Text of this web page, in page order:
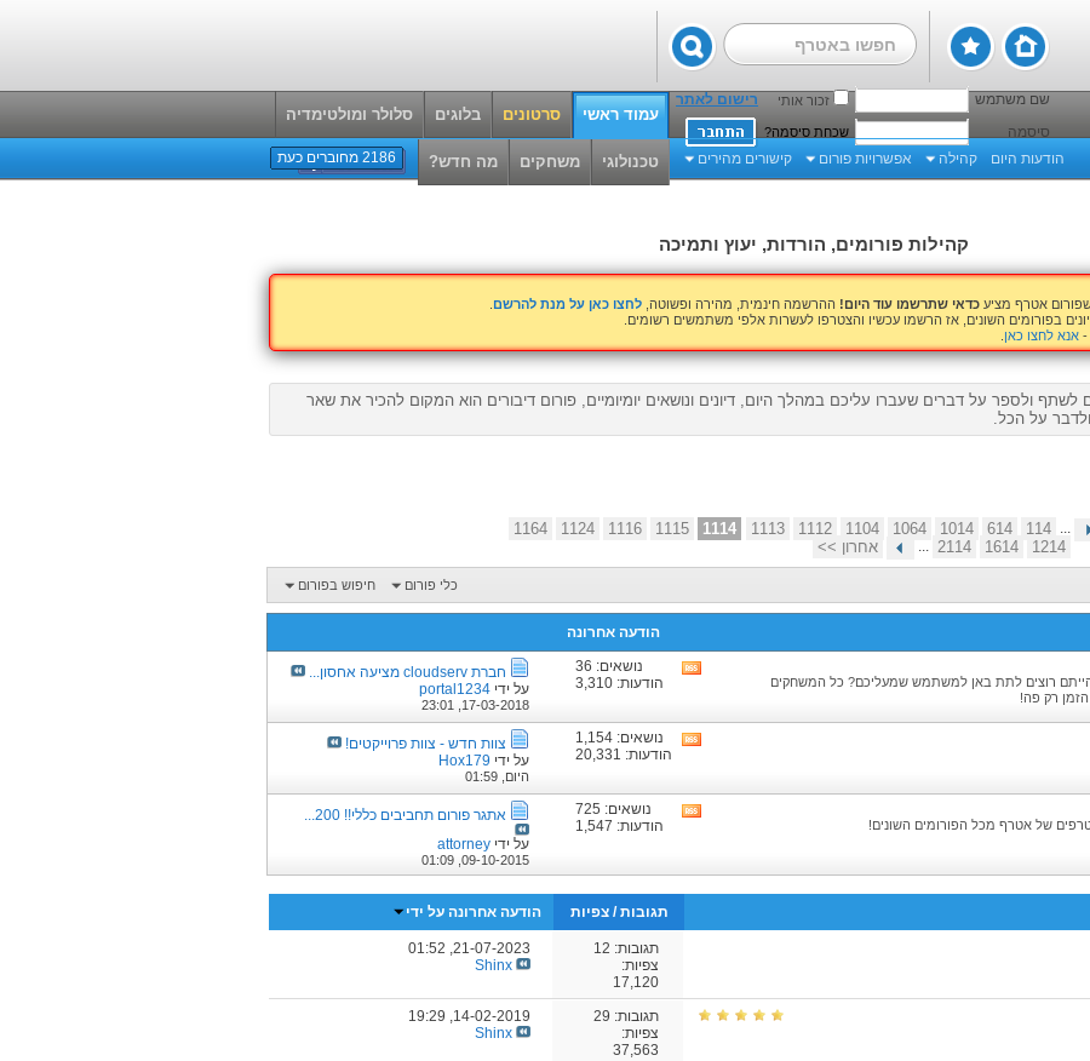
שם משתמש זכור אותי
רישום לאתר
סיסמה
שכחת סיסמה?
עמוד ראשי
הודעות היום קהילה אפשרויות פורום קישורים מהירים
סרטונים בלוגים סלולר ומולטימדיה
טכנולוגי משחקים מה חדש? 2186 מחוברים כעת
קהילות פורומים, הורדות, יעוץ ותמיכה
אטרף מציע כדאי שתרשמו עוד היום! ההרשמה חינמית, מהירה ופשוטה, לחצו כאן על מנת להרשם
בפורומים השונים, אז הרשמו עכשיו והצטרפו לעשרות אלפי משתמשים רשומים.
- אנא לחצו כאן
לשתף ולספר על דברים שעברו עליכם במהלך היום, דיונים ונושאים יומיומיים, פורום דיבורים הוא המקום להכיר את שאר
על הכל.
...
114
614
1014
1064
1104
1112
1113
1114
1115
1116
1124
1164
1214
1614
2114
... אחרון >>
כלי פורום חיפוש בפורום
הודעה אחרונה
רוצים לתת באן למשתמש שמעליכם? כל המשחקים
רק פה!
בRSS
הפורום
נושאים: 36
הודעות: 3,310
חברת cloudserv מציעה אחסון...
על ידי portal1234
17-03-2018,
23:01
צפיה
בRSS
הפורום
נושאים: 1,154
הודעות: 20,331
צוות חדש - צוות פרוייקטים!
על ידי Hox179
היום, 01:59
של אטרף מכל הפורומים השונים!
בRSS
נושאים: 725
הודעות: 1,547
אתגר פורום תחביבים כללי!! 200...
על ידי attorney
09-10-2015,
01:09
תגובות/צפיות הודעה אחרונה על ידי
תגובות: 12
צפיות:
17,120
21-07-2023,
01:52
Shinx
תגובות: 29
צפיות:
37,563
14-02-2019,
19:29
Shinx